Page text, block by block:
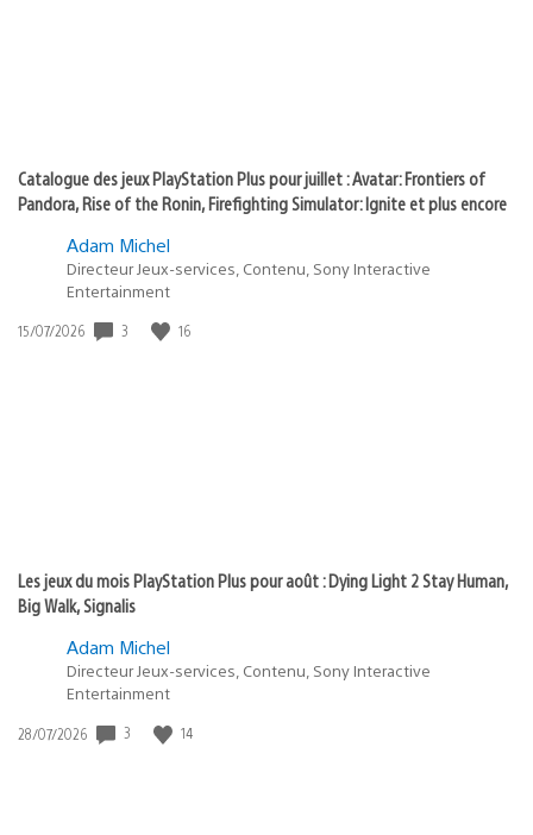
Catalogue des jeux PlayStation Plus pour juillet : Avatar: Frontiers of
Pandora, Rise of the Ronin, Firefighting Simulator: Ignite et plus encore
Adam Michel
Directeur Jeux-services, Contenu, Sony Interactive
Entertainment
Date
15/07/2026 3 16
Les jeux du mois PlayStation Plus pour août : Dying Light 2 Stay Human,
Big Walk, Signalis
Adam Michel
Directeur Jeux-services, Contenu, Sony Interactive
Entertainment
Date
28/07/2026 3 14